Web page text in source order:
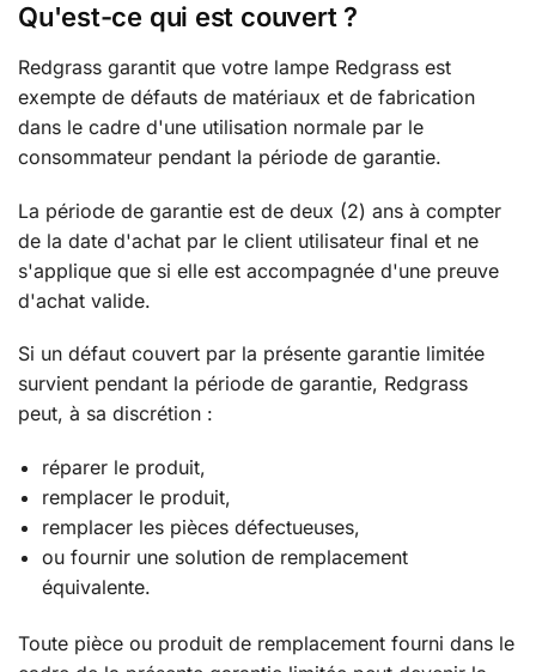
Qu'est-ce qui est couvert ?
Redgrass garantit que votre lampe Redgrass est
exempte de défauts de matériaux et de fabrication
dans le cadre d'une utilisation normale par le
consommateur pendant la période de garantie.
La période de garantie est de deux (2) ans à compter
de la date d'achat par le client utilisateur final et ne
s'applique que si elle est accompagnée d'une preuve
d'achat valide.
Si un défaut couvert par la présente garantie limitée
survient pendant la période de garantie, Redgrass
peut, à sa discrétion :
réparer le produit,
remplacer le produit,
remplacer les pièces défectueuses,
ou fournir une solution de remplacement
équivalente.
Toute pièce ou produit de remplacement fourni dans le